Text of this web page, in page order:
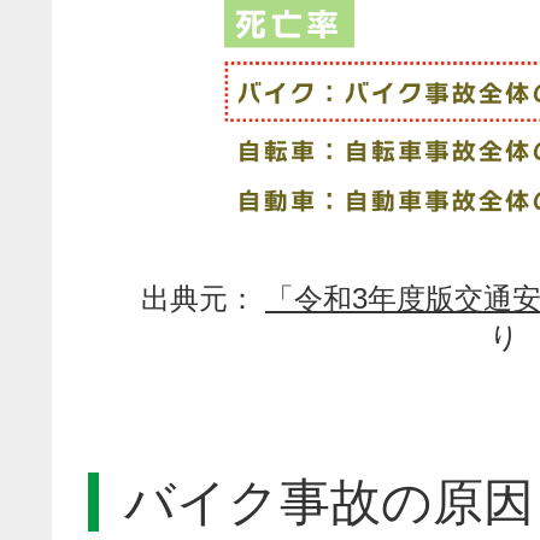
出典元：
「令和3年度版交通
り
バイク事故の原因